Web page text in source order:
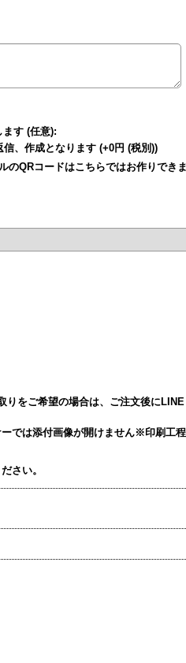
ます (任意):
、作成となります (+0円 (税別))
QRコードはこちらではお作りでき
りをご希望の場合は、ご注文後に
では添付画像が開けません※印刷工
さい。